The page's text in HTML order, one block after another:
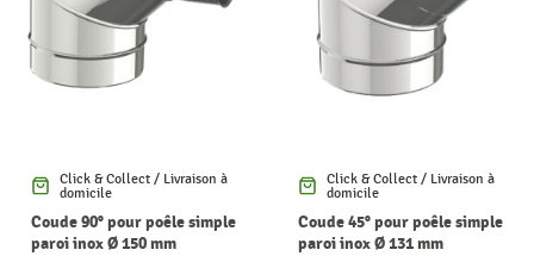
Click & Collect / Livraison à
domicile
Coude 90° pour poêle simple
paroi inox Ø 150 mm
Click & Collect / Livraison à
domicile
Coude 45° pour poêle simple
paroi inox Ø 131 mm